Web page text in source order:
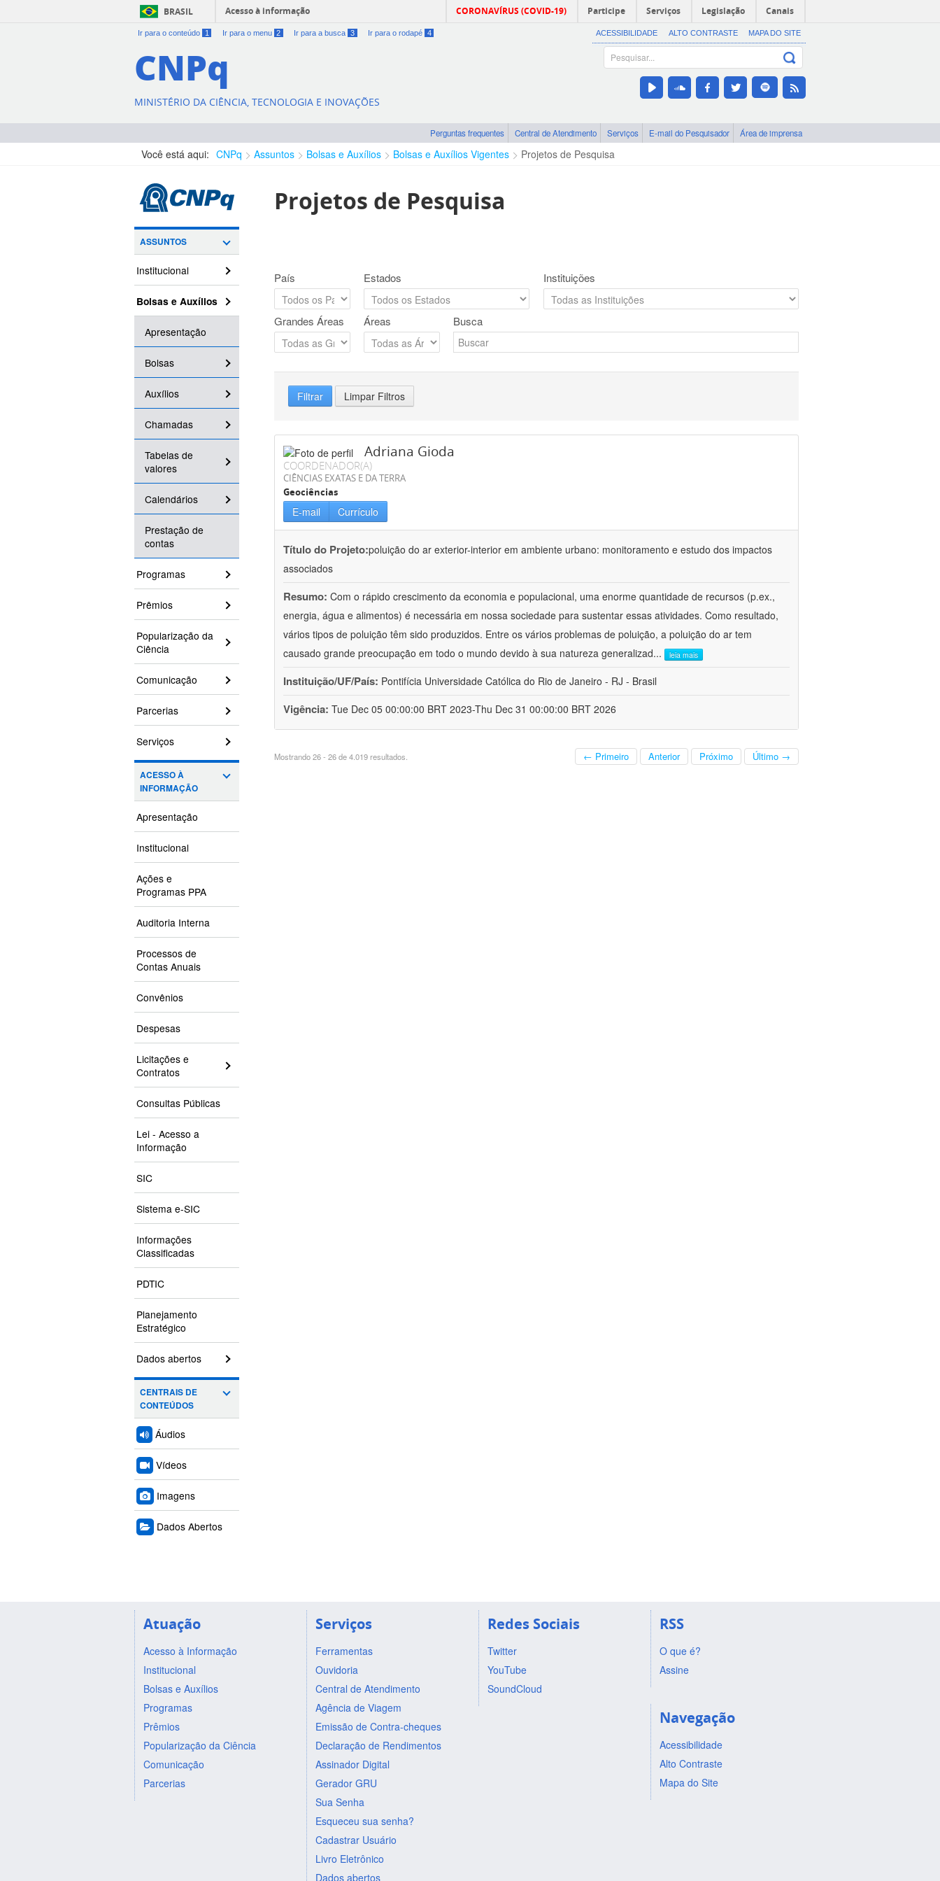
BRASIL Acesso à informação CORONAVÍRUS (COVID-19) Participe Serviços Legislação Canais
Ir para o conteúdo 1 Ir para o menu 2 Ir para a busca 3 Ir para o rodapé 4 ACESSIBILIDADE ALTO CONTRASTE MAPA DO SITE
CNPq
MINISTÉRIO DA CIÊNCIA, TECNOLOGIA E INOVAÇÕES
Perguntas frequentes Central de Atendimento Serviços E-mail do Pesquisador Área de imprensa
Você está aqui: CNPq Assuntos Bolsas e Auxílios Bolsas e Auxílios Vigentes Projetos de Pesquisa
ASSUNTOS
Institucional
Bolsas e Auxílios
Apresentação
Bolsas
Auxílios
Chamadas
Tabelas de
valores
Calendários
Prestação de
contas
Programas
Prêmios
Popularização da
Ciência
Comunicação
Parcerias
Serviços
ACESSO À
INFORMAÇÃO
Apresentação
Institucional
Ações e
Programas PPA
Auditoria Interna
Processos de
Contas Anuais
Convênios
Despesas
Licitações e
Contratos
Consultas Públicas
Lei - Acesso a
Informação
SIC
Sistema e-SIC
Informações
Classificadas
PDTIC
Planejamento
Estratégico
Dados abertos
CENTRAIS DE
CONTEÚDOS
Áudios
Vídeos
Imagens
Dados Abertos
Projetos de Pesquisa
País Estados Instituições
Grandes Áreas Áreas Busca
Filtrar Limpar Filtros
Adriana Gioda
COORDENADOR(A)
CIÊNCIAS EXATAS E DA TERRA
Geociências
E-mail Currículo
Título do Projeto:poluição do ar exterior-interior em ambiente urbano: monitoramento e estudo dos impactos
associados
Resumo: Com o rápido crescimento da economia e populacional, uma enorme quantidade de recursos (p.ex.,
energia, água e alimentos) é necessária em nossa sociedade para sustentar essas atividades. Como resultado,
vários tipos de poluição têm sido produzidos. Entre os vários problemas de poluição, a poluição do ar tem
causado grande preocupação em todo o mundo devido à sua natureza generalizad... leia mais
Instituição/UF/País: Pontifícia Universidade Católica do Rio de Janeiro - RJ - Brasil
Vigência: Tue Dec 05 00:00:00 BRT 2023-Thu Dec 31 00:00:00 BRT 2026
Mostrando 26 - 26 de 4.019 resultados. ← Primeiro Anterior Próximo Último →
Atuação
Acesso à Informação
Institucional
Bolsas e Auxílios
Programas
Prêmios
Popularização da Ciência
Comunicação
Parcerias
Serviços
Ferramentas
Ouvidoria
Central de Atendimento
Agência de Viagem
Emissão de Contra-cheques
Declaração de Rendimentos
Assinador Digital
Gerador GRU
Sua Senha
Esqueceu sua senha?
Cadastrar Usuário
Livro Eletrônico
Dados abertos
Redes Sociais
Twitter
YouTube
SoundCloud
RSS
O que é?
Assine
Navegação
Acessibilidade
Alto Contraste
Mapa do Site